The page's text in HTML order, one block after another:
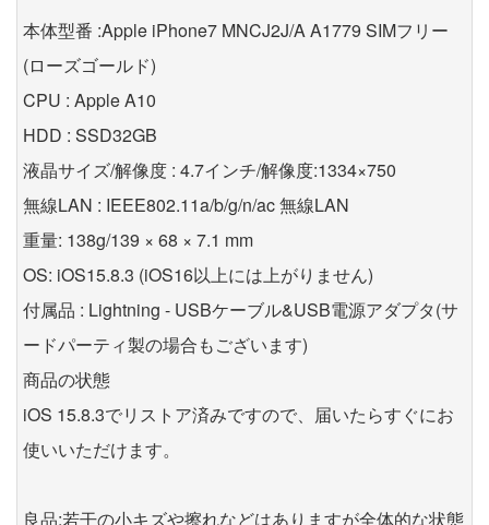
本体型番 :Apple iPhone7 MNCJ2J/A A1779 SIMフリー
(ローズゴールド)
CPU : Apple A10
HDD : SSD32GB
液晶サイズ/解像度 : 4.7インチ/解像度:1334×750
無線LAN : IEEE802.11a/b/g/n/ac 無線LAN
重量: 138g/139 × 68 × 7.1 mm
OS: iOS15.8.3 (iOS16以上には上がりません)
付属品 : Lightning - USBケーブル&USB電源アダプタ(サ
ードパーティ製の場合もございます)
商品の状態
iOS 15.8.3でリストア済みですので、届いたらすぐにお
使いいただけます。
良品:若干の小キズや擦れなどはありますが全体的な状態